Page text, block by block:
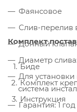
Фаянсовое
Слив-перелив
Донный
Диаметр
Для
система
Гарантия: 1 год
Комплект
Биде
Комплект
Инструкция